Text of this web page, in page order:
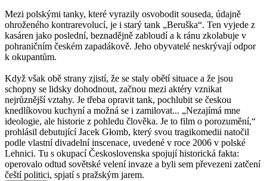
Mezi polskými tanky, které vyrazily osvobodit souseda, údajně
ohroženého kontrarevolucí, je i starý tank „Beruška“. Ten vyjede z
kasáren jako poslední, beznadějně zabloudí a k ránu zkolabuje v
pohraničním českém zapadákově. Jeho obyvatelé neskrývají odpor
k okupantům.
Když však obě strany zjistí, že se staly obětí situace a že jsou
schopny se lidsky dohodnout, začnou mezi aktéry vznikat
nejrůznější vztahy. Je třeba opravit tank, pochlubit se českou
knedlíkovou kuchyní a možná se i zamilovat... „Nezajímá mne
ideologie, ale historie z pohledu člověka. Je to film o porozumění,“
prohlásil debutující Jacek Głomb, který svou tragikomedii natočil
podle vlastní divadelní inscenace, uvedené v roce 2006 v polské
Lehnici. Tu s okupací Československa spojují historická fakta:
operovalo odtud sovětské velení invaze a byli sem převezeni zatčení
čeští politici, spjatí s pražským jarem.